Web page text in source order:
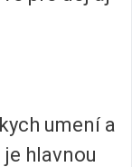
umení a
hlavnou